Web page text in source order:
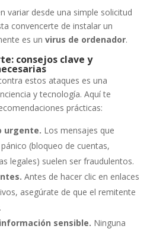
variar desde una simple solicitud
convencerte de instalar un
es un virus de ordenador.
consejos clave y
estos ataques es una
y tecnología. Aquí te
prácticas:
urgente. Los mensajes que
(bloqueo de cuentas,
legales) suelen ser fraudulentos.
Antes de hacer clic en enlaces
asegúrate de que el remitente
sensible. Ninguna